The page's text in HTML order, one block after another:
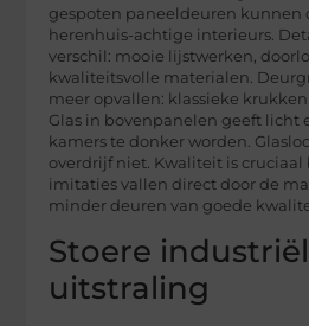
gespoten paneeldeuren kunnen
herenhuis-achtige interieurs.
verschil: mooie lijstwerken,
kwaliteitsvolle materialen.
meer opvallen: klassieke
Glas in bovenpanelen geeft licht
kamers te donker worden.
overdrijf niet. Kwaliteit is cruciaal
imitaties vallen direct door de
minder deuren van goede
Stoere
uitstraling